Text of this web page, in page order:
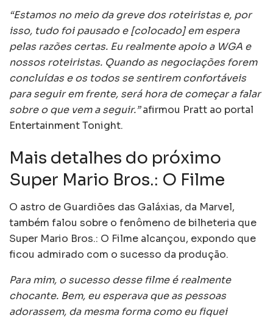
“Estamos no meio da greve dos roteiristas e, por
isso, tudo foi pausado e [colocado] em espera
pelas razões certas. Eu realmente apoio a WGA e
nossos roteiristas. Quando as negociações forem
concluídas e os todos se sentirem confortáveis
para seguir em frente, será hora de começar a falar
sobre o que vem a seguir.”afirmou Pratt ao portal
Entertainment Tonight.
Mais detalhes do próximo
Super Mario Bros.: O Filme
O astro de Guardiões das Galáxias, da Marvel,
também falou sobre o fenômeno de bilheteria que
Super Mario Bros.: O Filme alcançou, expondo que
ficou admirado com o sucesso da produção.
Para mim, o sucesso desse filme é realmente
chocante. Bem, eu esperava que as pessoas
adorassem, da mesma forma como eu fiquei